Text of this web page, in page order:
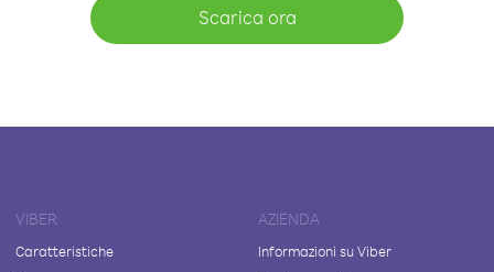
Scarica ora
VIBER
Caratteristiche
AZIENDA
Informazioni su Viber